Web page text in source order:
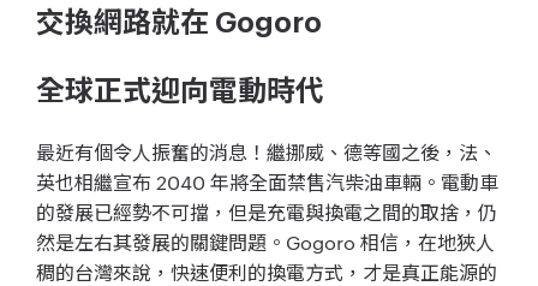
交換網路就在 Gogoro
全球正式迎向電動時代
最近有個令人振奮的消息！繼挪威、德等國之後，法、
英也相繼宣布 2040 年將全面禁售汽柴油車輛。電動車
的發展已經勢不可擋，但是充電與換電之間的取捨，仍
然是左右其發展的關鍵問題。Gogoro 相信，在地狹人
稠的台灣來說，快速便利的換電方式，才是真正能源的